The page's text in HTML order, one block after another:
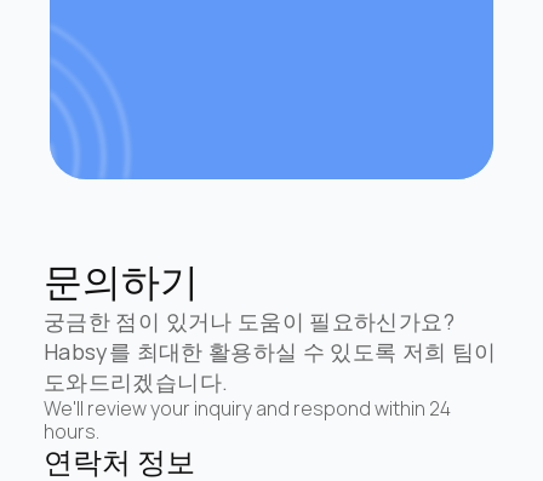
문의하기
궁금한 점이 있거나 도움이 필요하신가요?
Habsy를 최대한 활용하실 수 있도록 저희 팀이
도와드리겠습니다.
We'll review your inquiry and respond within 24
hours.
연락처 정보